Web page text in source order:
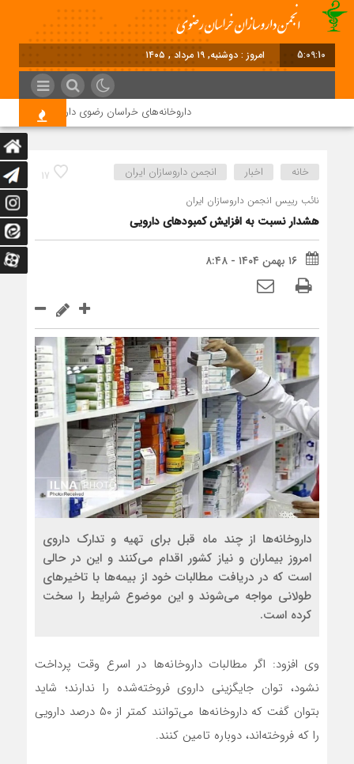
5:09:10 امروز : دوشنبه, ۱۹ مرداد , ۱۴۰۵
داروخانه‌های خراسان رضوی داروها را با چک ۴ ماهه خریداری می‌کنند
17 خانه اخبار انجمن داروسازان ایران
نائب رییس انجمن داروسازان ایران
هشدار نسبت به افزایش کمبودهای دارویی
۱۶ بهمن ۱۴۰۴ - ۸:۴۸
داروخانه‌ها از چند ماه قبل برای تهیه و تدارک داروی
امروز بیماران و نیاز کشور اقدام می‌کنند و این در حالی
است که در دریافت مطالبات خود از بیمه‌ها با تاخیرهای
طولانی مواجه می‌شوند و این موضوع شرایط را سخت
کرده است.
وی افزود: اگر مطالبات داروخانه‌ها در اسرع وقت پرداخت
نشود، توان جایگزینی داروی فروخته‌شده را ندارند؛ شاید
بتوان گفت که داروخانه‌ها می‌توانند کمتر از ۵۰ درصد دارویی
را که فروخته‌اند، دوباره تامین کنند.